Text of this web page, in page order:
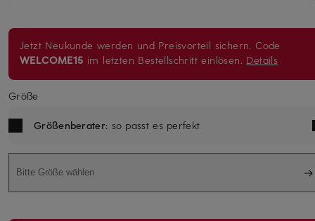
Jetzt Neukunde werden und Preisvorteil sichern. Code
WELCOME15 im letzten Bestellschritt einlösen. Details
Größe
Größenberater: so passt es perfekt
Bitte Größe wählen